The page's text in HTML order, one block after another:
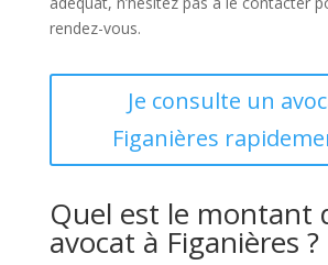
rendez-vous.
Je consulte un
Figanières
Quel est le montant
avocat à Figanières ?